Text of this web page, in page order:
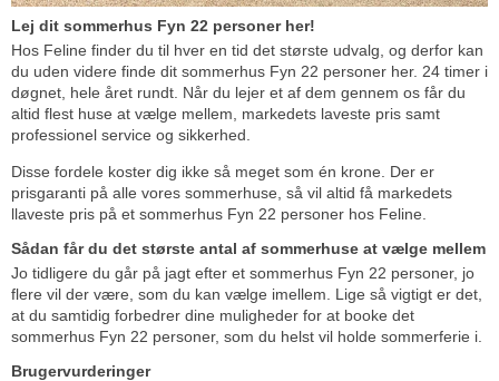
Lej dit sommerhus Fyn 22 personer her!
Hos Feline finder du til hver en tid det største udvalg, og derfor kan
du uden videre finde dit sommerhus Fyn 22 personer her. 24 timer i
døgnet, hele året rundt. Når du lejer et af dem gennem os får du
altid flest huse at vælge mellem, markedets laveste pris samt
professionel service og sikkerhed.
Disse fordele koster dig ikke så meget som én krone. Der er
prisgaranti på alle vores sommerhuse, så vil altid få markedets
llaveste pris på et sommerhus Fyn 22 personer hos Feline.
Sådan får du det største antal af sommerhuse at vælge mellem
Jo tidligere du går på jagt efter et sommerhus Fyn 22 personer, jo
flere vil der være, som du kan vælge imellem. Lige så vigtigt er det,
at du samtidig forbedrer dine muligheder for at booke det
sommerhus Fyn 22 personer, som du helst vil holde sommerferie i.
Brugervurderinger